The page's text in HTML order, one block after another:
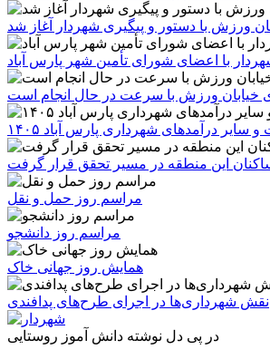
ورزش با دستور و پیگیری شهردار آغاز شد
با اعضای شورای تأمین شهر پارس آباد
خیابان ورزش با سرعت در حال انجام است
درآمدهای شهرداری پارس آباد ۱۴۰۵
این منطقه در مسیر تحقق قرار گرفت
مراسم روز حمل و نقل
مراسم روز دانشجو
همایش روز جهانی خاک
نقش شهرداری‌ها در اجرای طرح‌های پدافندی
در پی دل نوشته دانش آموز روستایی